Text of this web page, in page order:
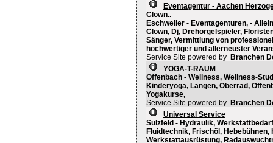
Eventagentur - Aachen
Clown..
Eschweiler - Eventagenturen, -
Clown, Dj, Drehorgelspieler,
Sänger, Vermittlung von
hochwertiger und allerneuster
Service Site powered by Branchen
YOGA-T-RAUM
Offenbach - Wellness, Wellness-
Kinderyoga, Langen, Oberrad,
Yogakurse,
Service Site powered by Branchen
Universal Service
Sulzfeld - Hydraulik,
Fluidtechnik, Frischöl,
Werkstattausrüstung,